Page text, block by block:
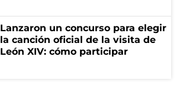
Lanzaron un concurso para elegir
la canción oficial de la visita de
León XIV: cómo participar